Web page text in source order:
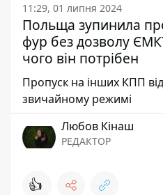
11:29, 01 липня 2024
Польща зупинила
фур без дозволу
чого він потрібен
Пропуск на інших КПП
звичайному режимі
Любов Кінаш
РЕДАКТОР
👍